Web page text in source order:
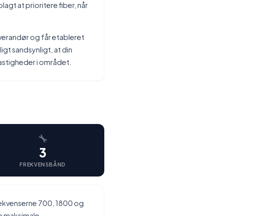
at prioritere fiber, når
og får etableret
sandsynligt, at din
i området.
3
FREKVENSBÅND
700, 1800 og